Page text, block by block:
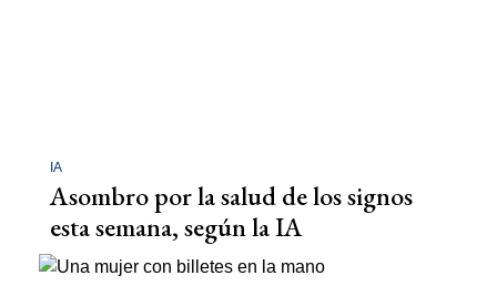
IA
Asombro por la salud de los signos
esta semana, según la IA